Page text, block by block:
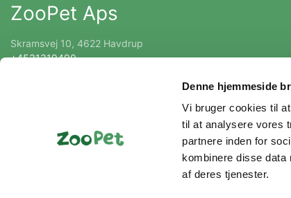
Denne hjemmeside
Vi bruger cookies til
til at analysere vores
partnere inden for
kombinere disse data
af deres tjenester.
ZooPet Aps
Skramsvej 10, 4622 Havdrup
+4531319490